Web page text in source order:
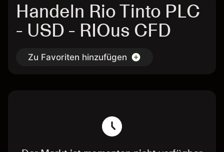
Handeln Rio Tinto PLC
- USD - RIOus CFD
Zu Favoriten hinzufügen